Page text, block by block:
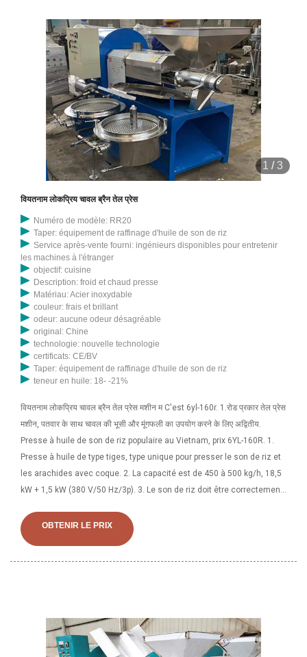
1 /3
वियतनाम लोकप्रिय चावल ब्रैन तेल प्रेस
Numéro de modèle: RR20
Taper: équipement de raffinage d'huile de son de riz
Service après-vente fourni: ingénieurs disponibles pour entretenir
les machines à l'étranger
objectif: cuisine
Description: froid et chaud presse
Matériau: Acier inoxydable
couleur: frais et brillant
odeur: aucune odeur désagréable
original: Chine
technologie: nouvelle technologie
certificats: CE/BV
Taper: équipement de raffinage d'huile de son de riz
teneur en huile: 18- -21%
वियतनाम लोकप्रिय चावल ब्रैन तेल प्रेस मशीन म C'est 6yl-160r. 1.रोड प्रकार तेल प्रेस
मशीन, पतवार के साथ चावल की भूसी और मूंगफली का उपयोग करने के लिए अद्वितीय.
Presse à huile de son de riz populaire au Vietnam, prix 6YL-160R. 1.
Presse à huile de type tiges, type unique pour presser le son de riz et
les arachides avec coque. 2. La capacité est de 450 à 500 kg/h, 18,5
kW + 1,5 kW (380 V/50 Hz/3p). 3. Le son de riz doit être correctement
OBTENIR LE PRIX